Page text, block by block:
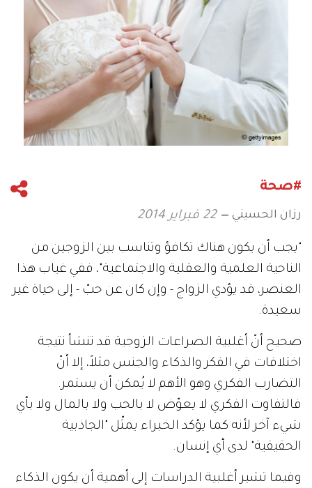
#صحة
رزان الحسيني 22 فبراير 2014
"يجب أن يكون هناك تكافؤ وتناسب بين الزوجين من
الناحية العلمية والعقلية والاجتماعية"، ففي غياب هذا
العنصر، قد يؤدي الزواج - وإن كان عن حبّ - إلى حياة غير
سعيدة.
صحيح أنّ أغلبية الصراعات الزوجية قد تنشأ نتيجة
اختلافات في الفكر والذكاء والجنس مثلاً، إلا أنّ
التضارب الفكري وهو الأهم لا يُمكن أن يستمر.
فالتفاوت الفكري لا يعوّض لا بالحب ولا بالمال ولا بأي
شيء آخر لأنه كما يؤكد الخبراء يمثّل "الجاذبية
الحقيقية" لدى أي إنسان.
وفيما تشير أغلبية الدراسات إلى أهمية أن يكون الذكاء